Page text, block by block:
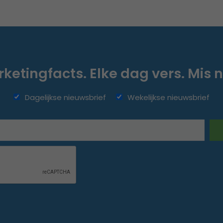
Elke dag vers. Mis
Dagelijkse nieuwsbrief Wekelijkse nieuwsbrief